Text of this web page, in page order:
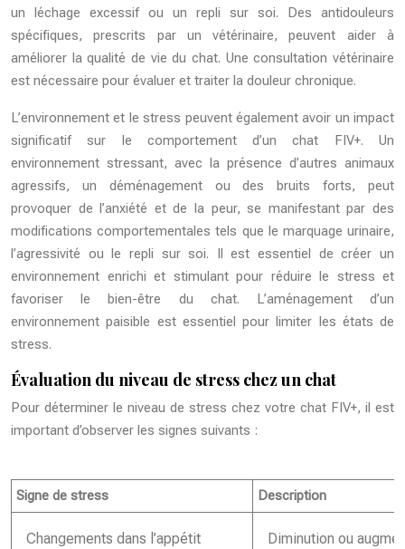
un léchage excessif ou un repli sur soi. Des antidouleurs
spécifiques, prescrits par un vétérinaire, peuvent aider à
améliorer la qualité de vie du chat. Une consultation vétérinaire
est nécessaire pour évaluer et traiter la douleur chronique.
L’environnement et le stress peuvent également avoir un impact
significatif sur le comportement d’un chat FIV+. Un
environnement stressant, avec la présence d’autres animaux
agressifs, un déménagement ou des bruits forts, peut
provoquer de l’anxiété et de la peur, se manifestant par des
modifications comportementales tels que le marquage urinaire,
l’agressivité ou le repli sur soi. Il est essentiel de créer un
environnement enrichi et stimulant pour réduire le stress et
favoriser le bien-être du chat. L’aménagement d’un
environnement paisible est essentiel pour limiter les états de
stress.
Évaluation du niveau de stress chez un chat
Pour déterminer le niveau de stress chez votre chat FIV+, il est
important d’observer les signes suivants :
Signe de stress Description
Changements dans l’appétit Diminution ou